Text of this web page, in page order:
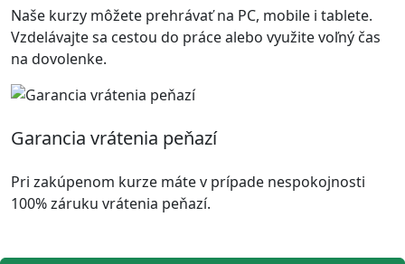
Naše kurzy môžete prehrávať na PC, mobile i tablete.
Vzdelávajte sa cestou do práce alebo využite voľný čas
na dovolenke.
Garancia vrátenia peňazí
Pri zakúpenom kurze máte v prípade nespokojnosti
100% záruku vrátenia peňazí.